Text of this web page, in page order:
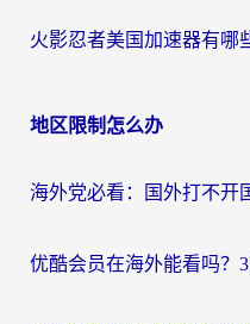
地区限制怎么办